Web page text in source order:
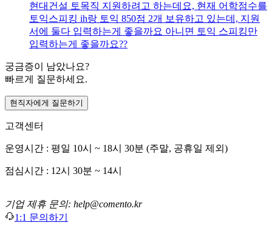
현대건설 토목직 지원하려고 하는데요, 현재 어학점수를
토익스피킹 ih랑 토익 850점 2개 보유하고 있는데, 지원
서에 둘다 입력하는게 좋을까요 아니면 토익 스피킹만
입력하는게 좋을까요??
궁금증이 남았나요?
빠르게 질문하세요.
현직자에게 질문하기
고객센터
운영시간 : 평일 10시 ~ 18시 30분 (주말, 공휴일 제외)
점심시간 : 12시 30분 ~ 14시
기업 제휴 문의: help@comento.kr
1:1 문의하기